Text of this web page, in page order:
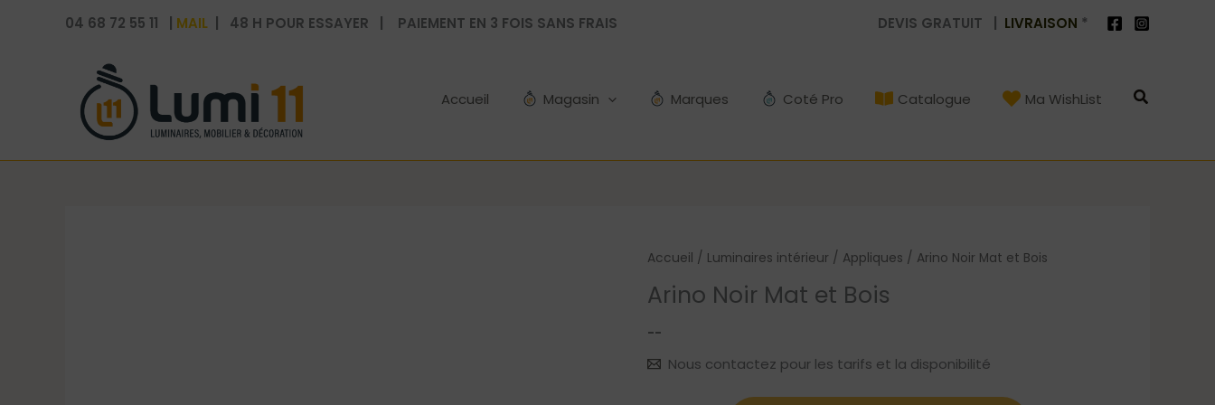
04 68 72 55 11 | MAIL | 48 H POUR ESSAYER | PAIEMENT EN 3 FOIS SANS FRAIS DEVIS GRATUIT | LIVRAISON *
Accueil Magasin Marques Coté Pro Catalogue Ma WishList
Accueil / Luminaires intérieur / Appliques / Arino Noir Mat et Bois
Arino Noir Mat et Bois
--
Nous contactez pour les tarifs et la disponibilité